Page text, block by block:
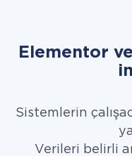
Elementor
Sistemlerin
Verileri belirli